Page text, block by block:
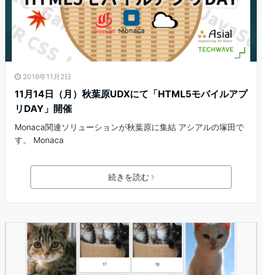
2016年11月2日
11月14日（月）秋葉原UDXにて「HTML5モバイルアプ
リDAY」開催
Monaca関連ソリューションが秋葉原に集結 アシアルの塚田で
す。 Monaca
続きを読む